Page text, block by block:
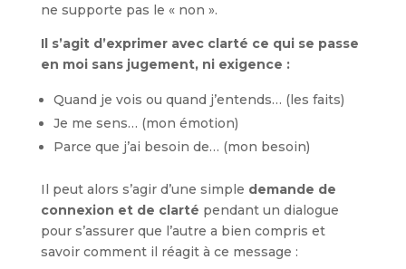
ne supporte pas le « non ».
Il s’agit d’exprimer avec clarté ce qui se passe
en moi sans jugement, ni exigence :
Quand je vois ou quand j’entends… (les faits)
Je me sens… (mon émotion)
Parce que j’ai besoin de… (mon besoin)
Il peut alors s’agir d’une simple demande de
connexion et de clarté pendant un dialogue
pour s’assurer que l’autre a bien compris et
savoir comment il réagit à ce message :